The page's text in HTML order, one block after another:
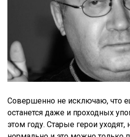
Совершенно не исключаю, что
останется даже и проходных
этом году. Старые герои